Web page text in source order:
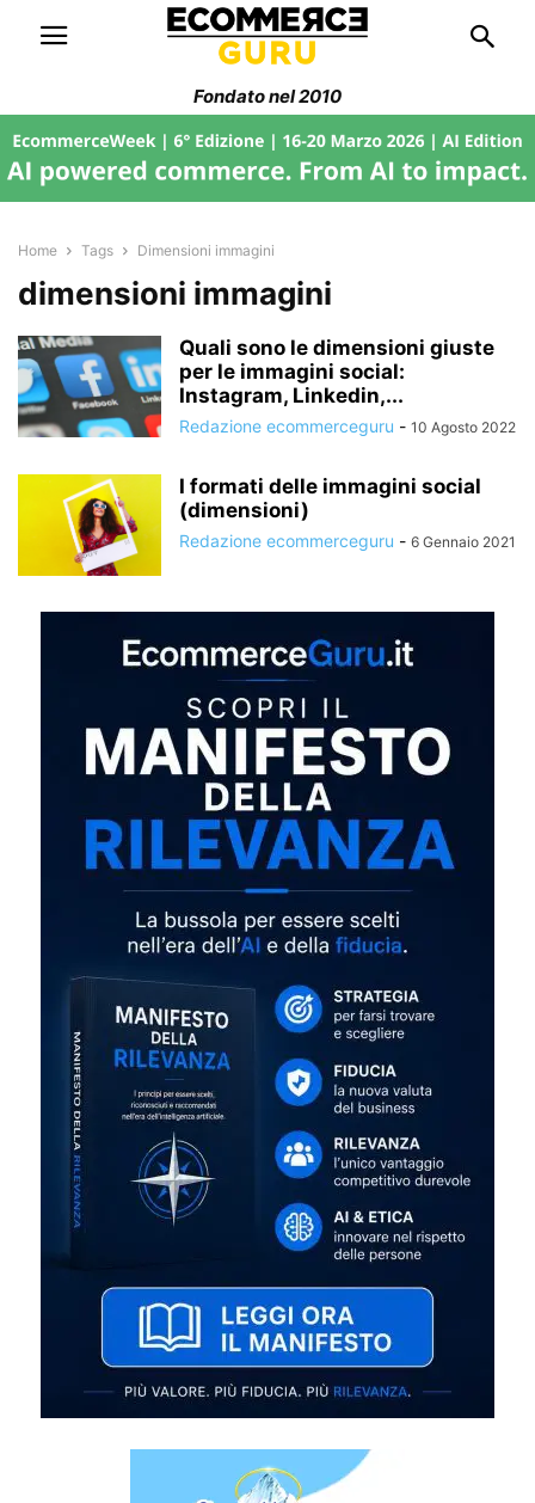
Fondato nel 2010
Home Tags Dimensioni immagini
dimensioni immagini
Quali sono le dimensioni giuste
per le immagini social:
Instagram, Linkedin,...
Redazione ecommerceguru - 10 Agosto 2022
I formati delle immagini social
(dimensioni)
Redazione ecommerceguru - 6 Gennaio 2021